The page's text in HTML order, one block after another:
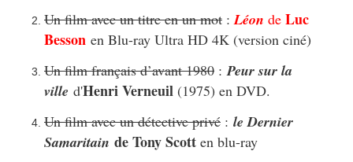
Un film avec un titre en un mot :Léon de Luc
Besson en Blu-ray Ultra HD 4K (version ciné)
Un film français d’avant 1980 :Peur sur la
ville d'Henri Verneuil (1975) en DVD.
Un film avec un détective privé : le Dernier
Samaritain de Tony Scott en blu-ray